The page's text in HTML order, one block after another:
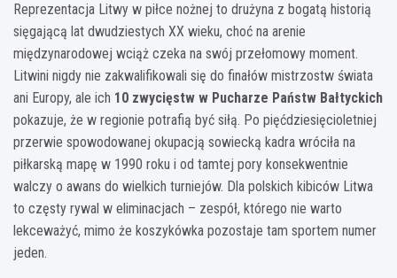
Reprezentacja Litwy w piłce nożnej to drużyna z bogatą historią
sięgającą lat dwudziestych XX wieku, choć na arenie
międzynarodowej wciąż czeka na swój przełomowy moment.
Litwini nigdy nie zakwalifikowali się do finałów mistrzostw świata
ani Europy, ale ich 10 zwycięstw w Pucharze Państw Bałtyckich
pokazuje, że w regionie potrafią być siłą. Po pięćdziesięcioletniej
przerwie spowodowanej okupacją sowiecką kadra wróciła na
piłkarską mapę w 1990 roku i od tamtej pory konsekwentnie
walczy o awans do wielkich turniejów. Dla polskich kibiców Litwa
to częsty rywal w eliminacjach – zespół, którego nie warto
lekceważyć, mimo że koszykówka pozostaje tam sportem numer
jeden.